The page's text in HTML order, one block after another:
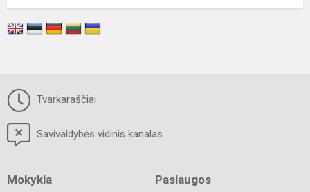
Tvarkaraščiai
Savivaldybės vidinis kanalas
Mokykla Paslaugos